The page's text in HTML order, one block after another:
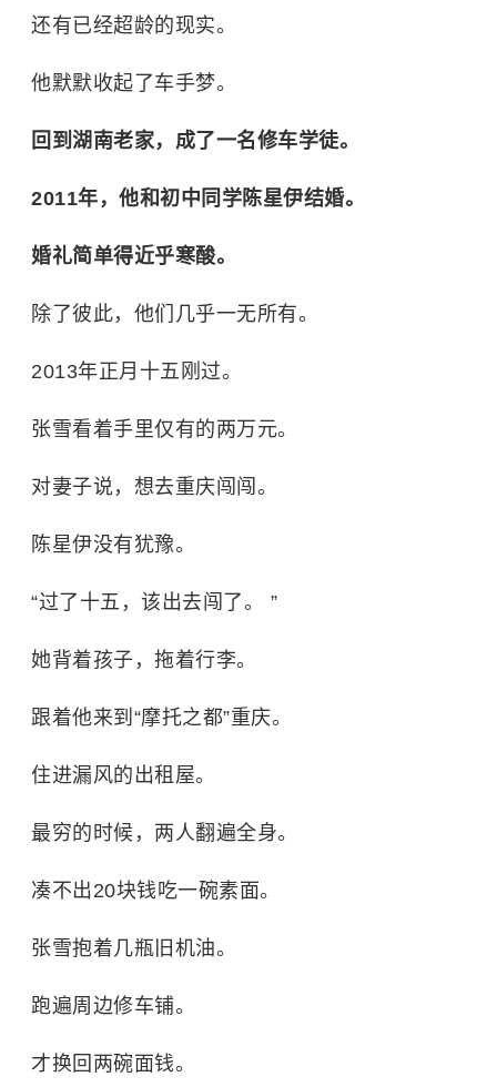
还有已经超龄的现实。
他默默收起了车手梦。
回到湖南老家，成了一名修车学徒。
2011年，他和初中同学陈星伊结婚。
婚礼简单得近乎寒酸。
除了彼此，他们几乎一无所有。
2013年正月十五刚过。
张雪看着手里仅有的两万元。
对妻子说，想去重庆闯闯。
陈星伊没有犹豫。
“过了十五，该出去闯了。 ”
她背着孩子，拖着行李。
跟着他来到“摩托之都”重庆。
住进漏风的出租屋。
最穷的时候，两人翻遍全身。
凑不出20块钱吃一碗素面。
张雪抱着几瓶旧机油。
跑遍周边修车铺。
才换回两碗面钱。